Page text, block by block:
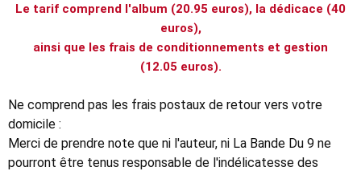
Le tarif comprend l'album (20.95 euros), la dédicace (40
euros),
ainsi que les frais de conditionnements et gestion
(12.05 euros).
Ne comprend pas les frais postaux de retour vers votre
domicile :
Merci de prendre note que ni l'auteur, ni La Bande Du 9 ne
pourront être tenus responsable de l'indélicatesse des